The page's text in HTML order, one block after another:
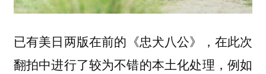
已有美日两版在前的 《忠犬八公》，在此次
翻拍中进行了较为不错的本土化处理 ，例如